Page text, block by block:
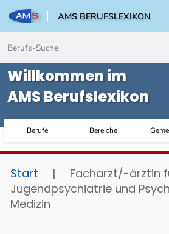
AMS BERUFSLEXIKON
Willkommen im
AMS Berufslexikon
Berufe Bereiche
Start |
Facharzt/-ärztin
Jugendpsychiatrie und
Medizin